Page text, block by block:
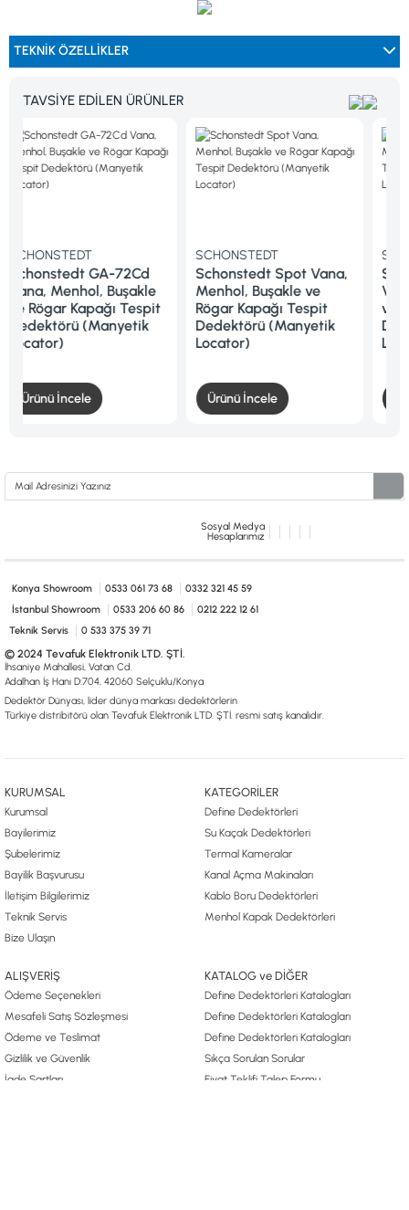
TEKNİK ÖZELLİKLER
TAVSİYE EDİLEN ÜRÜNLER
72Cd
Buşakle
Tespit
Schonstedt Spot Vana,
Menhol, Buşakle ve
Rögar Kapağı Tespit
Dedektörü (Manyetik
Schonstedt
Vana, Menhol,
ve Rögar Kapağı
Dedektörü
Sosyal Medya
Hesaplarımız
Konya Showroom 0533 061 73 68
0332 321 45 59
İstanbul Showroom
0533 206 60 86
0212 222 12 61
Teknik Servis
0 533 375 39 71
© 2024 Tevafuk Elektronik LTD. ŞTİ.
İhsaniye Mahallesi, Vatan Cd.
Adalhan İş Hanı D:704, 42060 Selçuklu/Konya
Dedektör Dünyası, lider dünya markası dedektörlerin
Türkiye distribitörü olan Tevafuk Elektronik LTD. ŞTİ. resmi satış kanalıdır.
KURUMSAL
Kurumsal
Bayilerimiz
Şubelerimiz
Bayilik Başvurusu
İletişim Bilgilerimiz
Teknik Servis
Bize Ulaşın
KATEGORİLER
Define Dedektörleri
Su Kaçak Dedektörleri
Termal Kameralar
Kanal Açma Makinaları
Kablo Boru Dedektörleri
Menhol Kapak Dedektörleri
ALIŞVERİŞ
Ödeme Seçenekleri
Mesafeli Satış Sözleşmesi
Ödeme ve Teslimat
Gizlilik ve Güvenlik
İade Şartları
KATALOG ve DİĞER
Define Dedektörleri Katalogları
Define Dedektörleri Katalogları
Define Dedektörleri Katalogları
Sıkça Sorulan Sorular
Fiyat Teklifi Talep Formu